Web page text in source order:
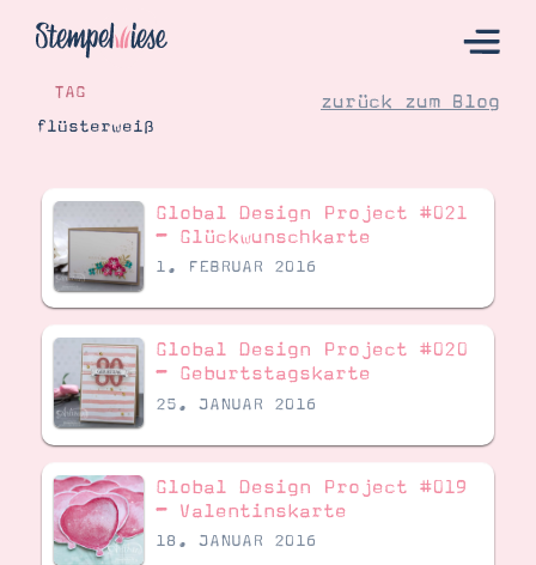
Hier Starten
Katalog
Bestellen
Kontakt
Angebote
Demonstrator werden
TAG
flüsterweiß
zurück zum Blog
Global Design Project #021
– Glückwunschkarte
1. FEBRUAR 2016
Global Design Project #020
– Geburtstagskarte
25. JANUAR 2016
Global Design Project #019
– Valentinskarte
18. JANUAR 2016